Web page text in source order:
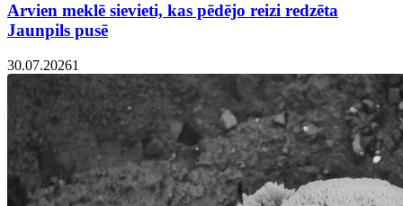
Arvien meklē sievieti, kas pēdējo reizi redzēta
Jaunpils pusē
30.07.20261